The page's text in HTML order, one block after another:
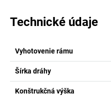
Technické údaje
Vyhotovenie rámu
Šírka dráhy
Konštrukčná výška